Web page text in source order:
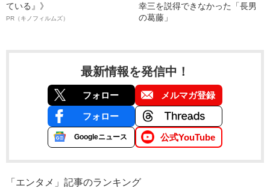
ている』》
PR（キノフィルムズ）
幸三を説得できなかった「長男
の葛藤」
最新情報を発信中！
フォロー メルマガ登録
フォロー
Googleニュース 公式YouTube
「エンタメ」記事のランキング